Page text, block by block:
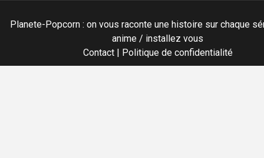
Planete-Popcorn : on vous raconte une histoire sur chaque
anime / installez vous
Contact| Politique de confidentialité